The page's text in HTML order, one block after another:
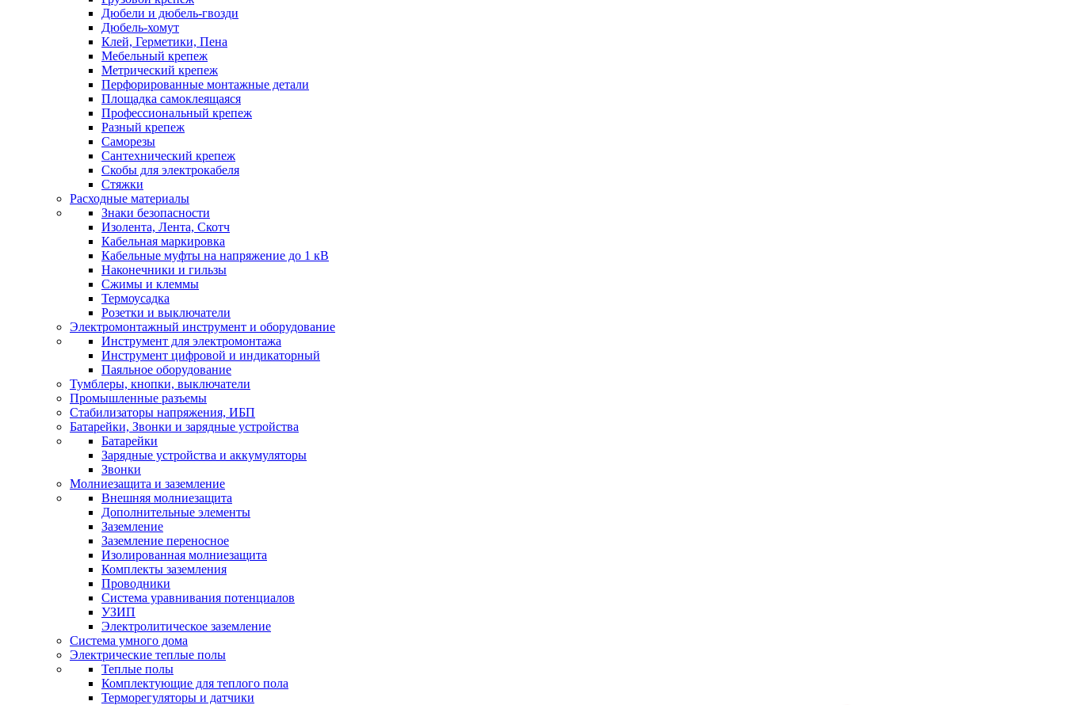
Дюбели и дюбель-гвозди
Дюбель-хомут
Клей, Герметики, Пена
Мебельный крепеж
Метрический крепеж
Перфорированные монтажные детали
Площадка самоклеящаяся
Профессиональный крепеж
Разный крепеж
Саморезы
Сантехнический крепеж
Скобы для электрокабеля
Стяжки
Расходные материалы
Знаки безопасности
Изолента, Лента, Скотч
Кабельная маркировка
Кабельные муфты на напряжение до 1 кВ
Наконечники и гильзы
Сжимы и клеммы
Термоусадка
Розетки и выключатели
Электромонтажный инструмент и оборудование
Инструмент для электромонтажа
Инструмент цифровой и индикаторный
Паяльное оборудование
Тумблеры, кнопки, выключатели
Промышленные разъемы
Стабилизаторы напряжения, ИБП
Батарейки, Звонки и зарядные устройства
Батарейки
Зарядные устройства и аккумуляторы
Звонки
Молниезащита и заземление
Внешняя молниезащита
Дополнительные элементы
Заземление
Заземление переносное
Изолированная молниезащита
Комплекты заземления
Проводники
Система уравнивания потенциалов
УЗИП
Электролитическое заземление
Система умного дома
Электрические теплые полы
Теплые полы
Комплектующие для теплого пола
Терморегуляторы и датчики